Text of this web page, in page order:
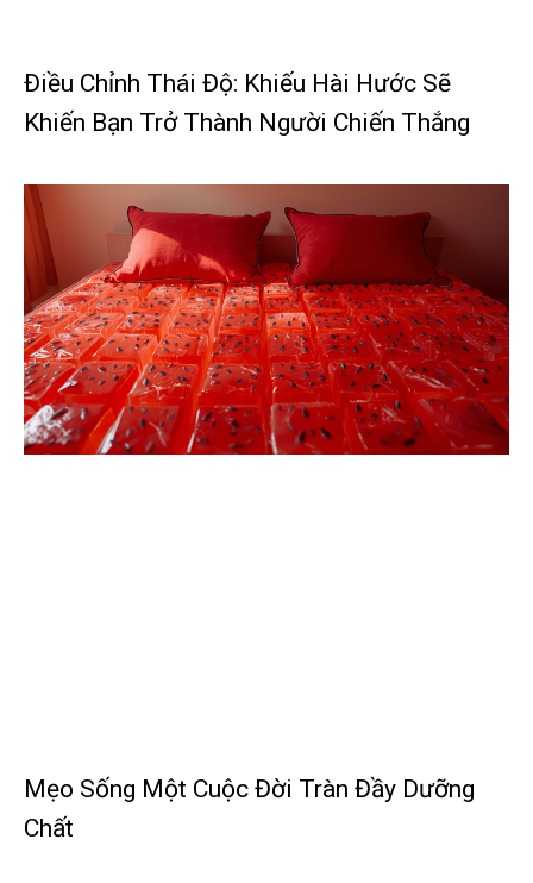
Điều Chỉnh Thái Độ: Khiếu Hài Hước Sẽ
Khiến Bạn Trở Thành Người Chiến Thắng
Mẹo Sống Một Cuộc Đời Tràn Đầy Dưỡng
Chất